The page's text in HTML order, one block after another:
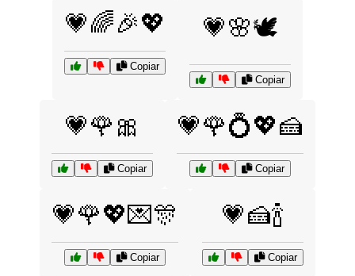
💗🌈🎉💖
Copiar
💗🌸🕊️
Copiar
💗🌹🎀
Copiar
💗🌹💍💖🍰
Copiar
💗🌹💖💌🎊
Copiar
💗🍰🍾
Copiar